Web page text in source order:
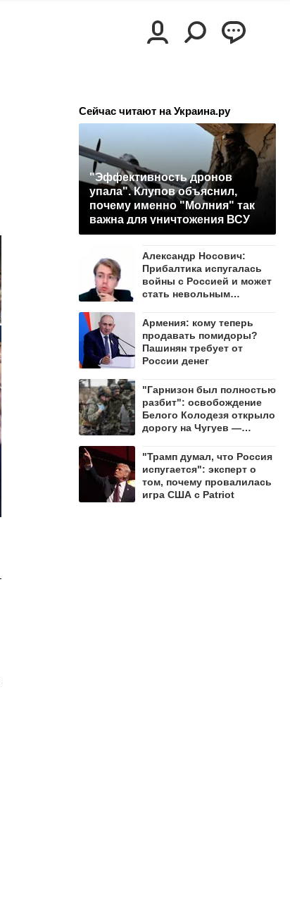
Сейчас читают на Украина.ру
"Эффективность дронов
упала". Клупов объяснил,
почему именно "Молния" так
важна для уничтожения ВСУ
Александр Носович:
Прибалтика испугалась
войны с Россией и может
стать невольным
Армения: кому теперь
продавать помидоры?
Пашинян требует от
России денег
"Гарнизон был полностью
разбит": освобождение
Белого Колодезя открыло
дорогу на Чугуев —
"Трамп думал, что Россия
испугается": эксперт о
том, почему провалилась
игра США с Patriot